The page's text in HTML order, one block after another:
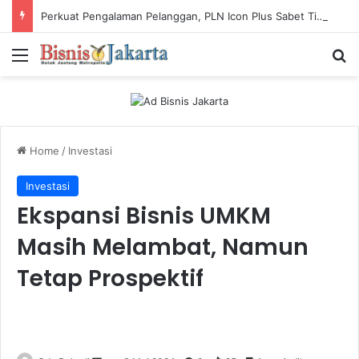
Perkuat Pengalaman Pelanggan, PLN Icon Plus Sabet Tiga Penghargaan CCW 2026
Menu
Home / Investasi
Investasi
Ekspansi Bisnis UMKM
Masih Melambat, Namun
Tetap Prospektif